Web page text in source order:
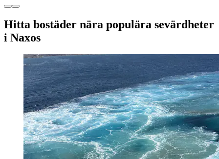
Hitta bostäder nära populära sevärdheter
i Naxos